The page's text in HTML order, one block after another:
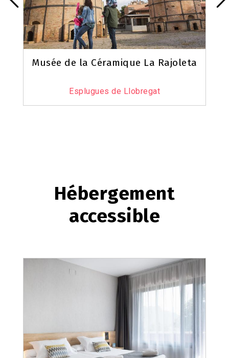
Musée de la Céramique La Rajoleta
Esplugues de Llobregat
Hébergement
accessible